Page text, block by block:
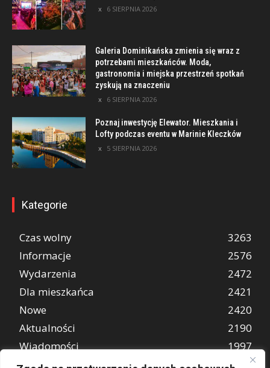
6 SIERPNIA 2026
Galeria Dominikańska zmienia się wraz z
potrzebami mieszkańców. Moda,
gastronomia i miejska przestrzeń spotkań
zyskują na znaczeniu
6 SIERPNIA 2026
Poznaj inwestycję Elewator. Mieszkania i
Lofty podczas eventu w Marinie Kleczków
5 SIERPNIA 2026
Kategorie
Czas wolny
3263
Informacje
2576
Wydarzenia
2472
Dla mieszkańca
2421
Nowe
2420
Aktualności
2190
Wiadomości
1997
REKLAMA
849